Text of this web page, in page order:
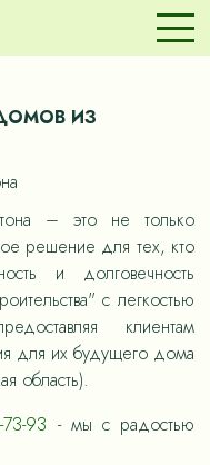
ИЗ
– это не только
решение для тех, кто
и долговечность
с легкостью
клиентам
для их будущего дома
область).
93 - мы с радостью